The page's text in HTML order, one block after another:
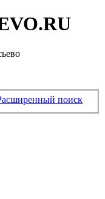
поиск